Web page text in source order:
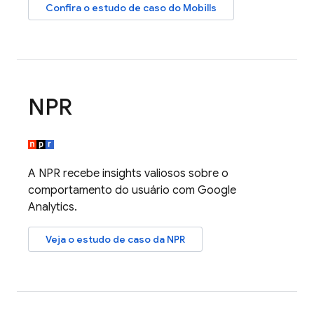
Confira o estudo de caso do Mobills
NPR
A NPR recebe insights valiosos sobre o
comportamento do usuário com Google
Analytics.
Veja o estudo de caso da NPR